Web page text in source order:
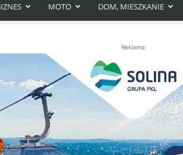
MOTO DOM, MIESZKANIE
Reklama